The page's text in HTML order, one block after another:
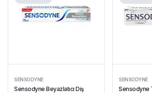
SENSODYNE
Sensodyne Beyazlatıcı Diş
SENSODYNE
Sensodyne